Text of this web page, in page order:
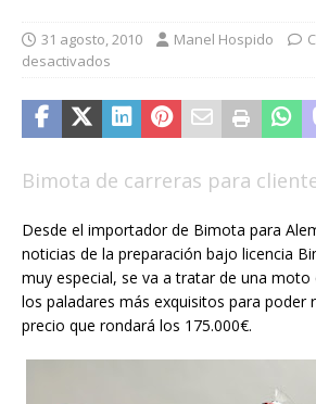
31 agosto, 2010 Manel Hospido
desactivados
Bimota de carreras para
Desde el importador de Bimota para
noticias de la preparación bajo licencia
muy especial, se va a tratar de una
los paladares más exquisitos para poder
precio que rondará los 175.000€.